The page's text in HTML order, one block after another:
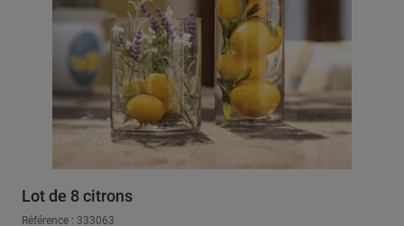
Lot de 8 citrons
Référence : 333063